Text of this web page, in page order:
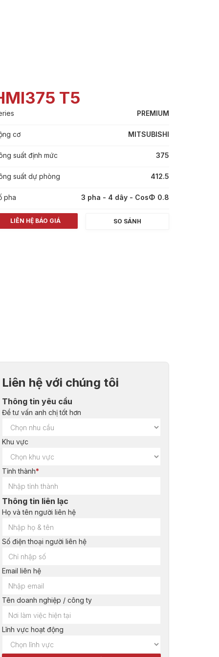
T5
PREMIUM
cơ MITSUBISHI
suất định mức 375
suất dự phòng 412.5
pha 3 pha - 4 dây - CosΦ 0.8
LIÊN HỆ BÁO GIÁ SO SÁNH
Liên hệ với chúng tôi
Thông tin yêu cầu
Để tư vấn anh chị tốt hơn
Khu vực
Tỉnh thành*
Thông tin liên lạc
Họ và tên người liên hệ
Số điện thoại người liên hệ
Email liên hệ
Tên doanh nghiệp / công ty
Lĩnh vực hoạt động